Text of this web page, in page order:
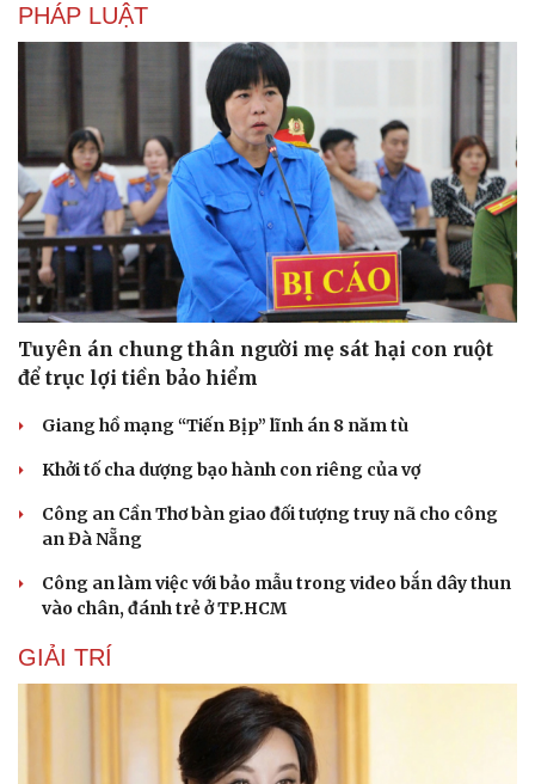
PHÁP LUẬT
Tuyên án chung thân người mẹ sát hại con ruột
để trục lợi tiền bảo hiểm
Giang hồ mạng “Tiến Bịp” lĩnh án 8 năm tù
Khởi tố cha dượng bạo hành con riêng của vợ
Công an Cần Thơ bàn giao đối tượng truy nã cho công
an Đà Nẵng
Công an làm việc với bảo mẫu trong video bắn dây thun
vào chân, đánh trẻ ở TP.HCM
GIẢI TRÍ